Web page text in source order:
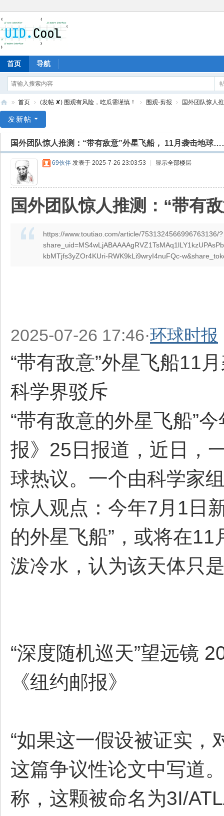
首页 导航
爱
» 首页 › (发帖 ✘) 围观有风险，吃瓜需谨慎！ › 围观·剪报 › 国外团队惊人
发新帖
国外团队惊人推测：“带有敌意”外星飞船， 11月袭击地球
69伙伴 发表于 2025-7-26 23:03:53 显示全部楼层
国外团队惊人推测：“带有
https://www.toutiao.com/article/7531324566996763136/?
kbMTjfs3yZOr4KUri-RWK9kLi9wryI4nuFQc-
2025-07-26 17:46·环球时报
“带有敌意”外星飞船11
科学界驳斥
“带有敌意的外星飞船”
报》25日报道，近日，
球热议。一个由科学家
惊人观点：今年7月1日
的外星飞船”，或将在
泼冷水，认为该天体只
“深度随机巡天”望远镜
《纽约邮报》
“如果这一假设被证实，
这篇争议性论文中写道
称，这颗被命名为3I/